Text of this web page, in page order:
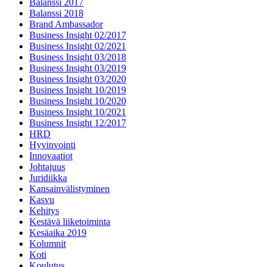
Balanssi 2018
Brand Ambassador
Business Insight 02/2017
Business Insight 02/2021
Business Insight 03/2018
Business Insight 03/2019
Business Insight 03/2020
Business Insight 10/2019
Business Insight 10/2020
Business Insight 10/2021
Business Insight 12/2017
HRD
Hyvinvointi
Innovaatiot
Johtajuus
Juridiikka
Kansainvälistyminen
Kasvu
Kehitys
Kestävä liiketoiminta
Kesäaika 2019
Kolumnit
Koti